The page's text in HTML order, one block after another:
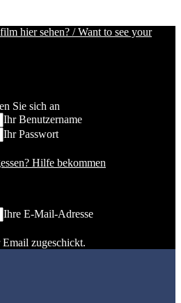
hier sehen? / Want to see your
Sie sich an
Ihr Benutzername
Ihr Passwort
Hilfe bekommen
Ihre E-Mail-Adresse
zugeschickt.